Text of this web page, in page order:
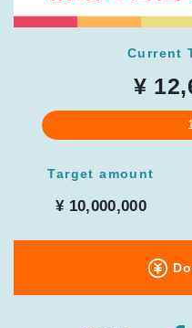
Current
¥
Target amount
¥ 10,000,000